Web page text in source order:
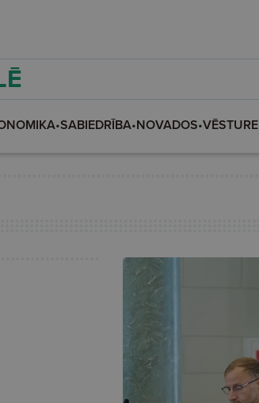
•SABIEDRĪBA•NOVADOS•VĒSTURE